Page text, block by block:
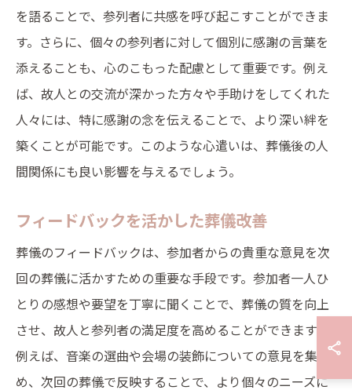
を語ることで、参列者に共感を呼び起こすことができま
す。さらに、個々の参列者に対して個別に感謝の言葉を
添えることも、心のこもった配慮として重要です。例え
ば、故人との交流が深かった方々や手助けをしてくれた
人々には、特に感謝の念を伝えることで、より深い絆を
築くことが可能です。このような心遣いは、葬儀後の人
間関係にも良い影響を与えるでしょう。
フィードバックを活かした葬儀改善
葬儀のフィードバックは、参加者からの貴重な意見を次
回の葬儀に活かすための重要な手段です。参加者一人ひ
とりの感想や要望を丁寧に聞くことで、葬儀の質を向上
させ、故人と参列者の満足度を高めることができます。
例えば、音楽の選曲や会場の装飾についての意見を集
め、次回の葬儀で反映することで、より個々のニーズに